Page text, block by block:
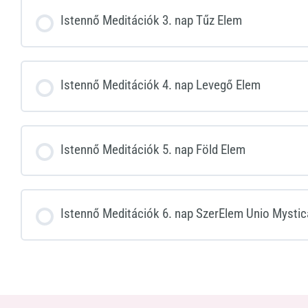
Istennő Meditációk 3. nap Tűz Elem
Istennő Meditációk 4. nap Levegő Elem
Istennő Meditációk 5. nap Föld Elem
Istennő Meditációk 6. nap SzerElem Unio